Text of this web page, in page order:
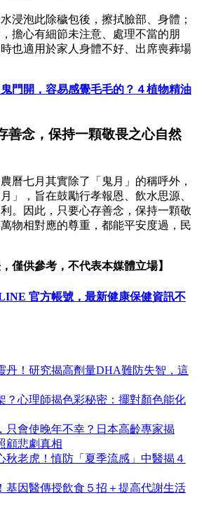
浸泡此除穢包後，擦拭臉部、身體；
擔心有細節未注意、處理不當的朋
也適用於家人身體不好、出席喪葬場
門開，容易感覺毛毛的？４植物精油
善念，保持一顆敬畏之心自然
曆七月其實除了「鬼月」的稱呼外，
」，旨在鼓勵行孝報恩、飲水思源、
。因此，只要心存善念，保持一顆敬
物相對應的尊重，都能平安度過，民
僅供參考，不代表本媒體立場】
官方帳號，最新健康保健資訊不
丹！研究揭高劑量DHA難防失智，這
？心理師揭色彩秘密：擺對顏色能化
只會使晚年不幸？日本高齡專家揭
顧悲劇真相
秋老虎！慎防「夏季流感」中醫揭４
基因醫傳授飲食５招＋提高代謝生活